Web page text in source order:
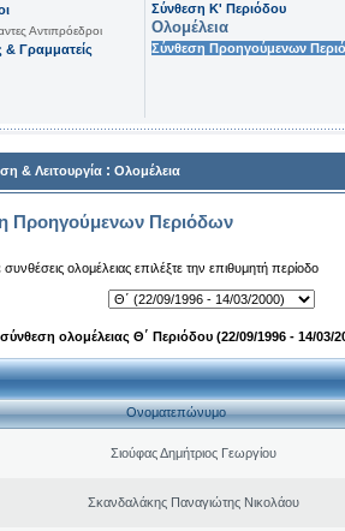
Αντιπρόεδροι
Γραμματείς
Σύνθεση K' Περιόδου
Ολομέλεια
Σύνθεση Προηγούμενων
& Λειτουργία : Ολομέλεια
Προηγούμενων Περιόδων
συνθέσεις ολομέλειας επιλέξτε την επιθυμητή περίοδο
σύνθεση ολομέλειας Θ΄ Περιόδου (22/09/1996 - 14/03/
Ονοματεπώνυμο
Σιούφας Δημήτριος Γεωργίου
Σκανδαλάκης Παναγιώτης Νικολάου